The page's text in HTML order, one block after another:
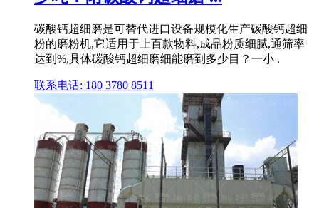
碳酸钙超细磨是可替代进口设备规模化生产碳酸钙超细
粉的磨粉机,它适用于上百款物料,成品粉质细腻,通筛率
达到%,具体碳酸钙超细磨细能磨到多少目？一小 .
联系电话: 180 3780 8511